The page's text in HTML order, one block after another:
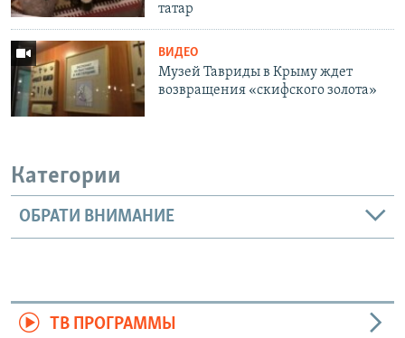
татар
ВИДЕО
Музей Тавриды в Крыму ждет
возвращения «скифского золота»
Категории
ОБРАТИ ВНИМАНИЕ
ТВ ПРОГРАММЫ